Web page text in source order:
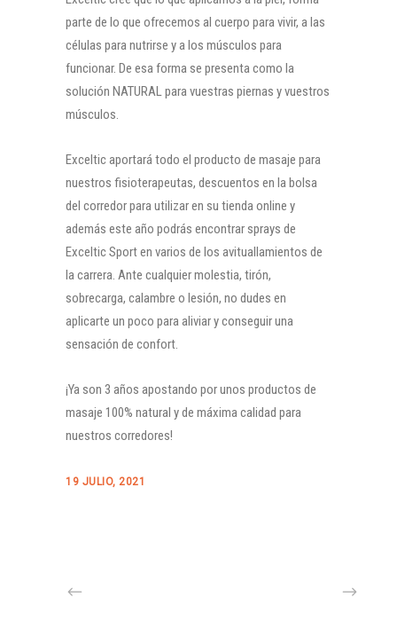
parte de lo que ofrecemos al cuerpo para vivir, a las
células para nutrirse y a los músculos para
funcionar. De esa forma se presenta como la
solución NATURAL para vuestras piernas y vuestros
músculos.
Exceltic aportará todo el producto de masaje para
nuestros fisioterapeutas, descuentos en la bolsa
del corredor para utilizar en su tienda online y
además este año podrás encontrar sprays de
Exceltic Sport en varios de los avituallamientos de
la carrera. Ante cualquier molestia, tirón,
sobrecarga, calambre o lesión, no dudes en
aplicarte un poco para aliviar y conseguir una
sensación de confort.
¡Ya son 3 años apostando por unos productos de
masaje 100% natural y de máxima calidad para
nuestros corredores!
19 JULIO, 2021